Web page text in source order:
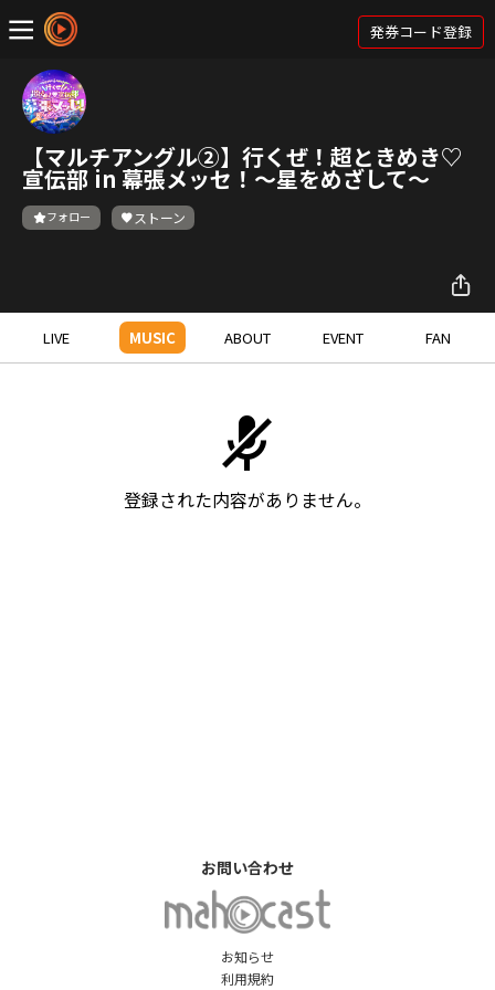
発券コード登録
【マルチアングル②】行くぜ！超ときめき♡
宣伝部 in 幕張メッセ！〜星をめざして〜
フォロー ストーン
LIVE MUSIC ABOUT EVENT FAN
登録された内容がありません。
お知らせ
利用規約
お問い合わせ